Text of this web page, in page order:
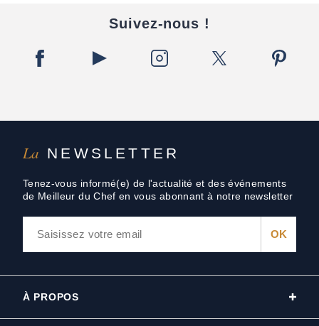
La NEWSLETTER
Tenez-vous informé(e) de l'actualité et des événements
de Meilleur du Chef en vous abonnant à notre newsletter
Suivez-nous !
À PROPOS